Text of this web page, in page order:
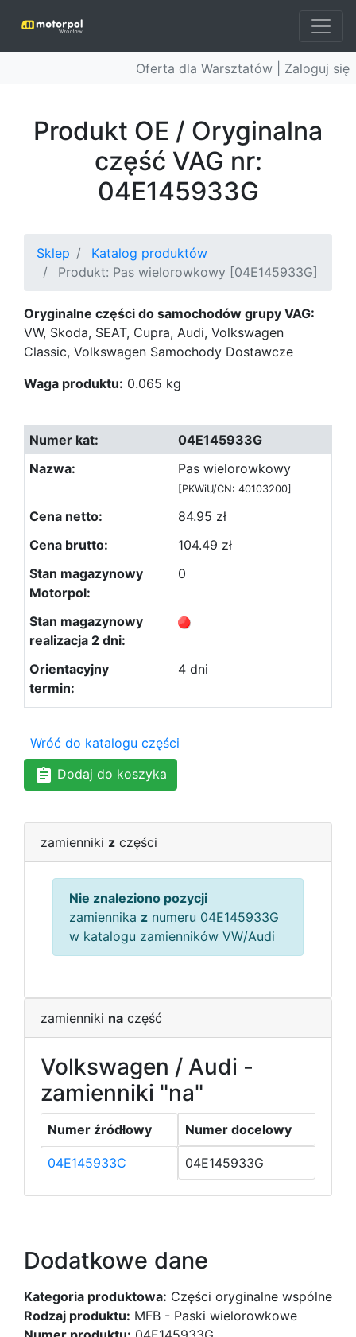
Oferta dla Warsztatów | Zaloguj się
Produkt OE / Oryginalna
część VAG nr:
04E145933G
Sklep
Katalog produktów
Produkt: Pas wielorowkowy [04E145933G]
Oryginalne części do samochodów grupy VAG:
VW, Skoda, SEAT, Cupra, Audi, Volkswagen
Classic, Volkswagen Samochody Dostawcze
Waga produktu: 0.065 kg
04E145933G
Pas wielorowkowy
[PKWiU/CN: 40103200]
84.95 zł
104.49 zł
0
4 dni
Wróć do katalogu części
Dodaj do koszyka
zamienniki z części
Nie znaleziono pozycji
zamiennika z numeru 04E145933G
w katalogu zamienników VW/Audi
zamienniki na część
Volkswagen / Audi -
zamienniki "na"
Numer źródłowy Numer docelowy
04E145933C 04E145933G
Dodatkowe dane
Kategoria produktowa: Części oryginalne wspólne
Rodzaj produktu: MFB - Paski wielorowkowe